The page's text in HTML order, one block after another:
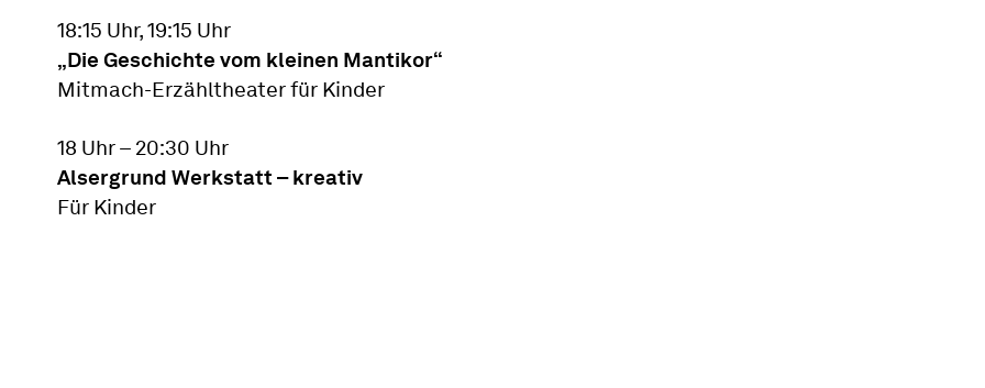
18:15 Uhr, 19:15 Uhr
„Die Geschichte vom kleinen Mantikor“
Mitmach-Erzähltheater für Kinder
18 Uhr – 20:30 Uhr
Alsergrund Werkstatt – kreativ
Für Kinder